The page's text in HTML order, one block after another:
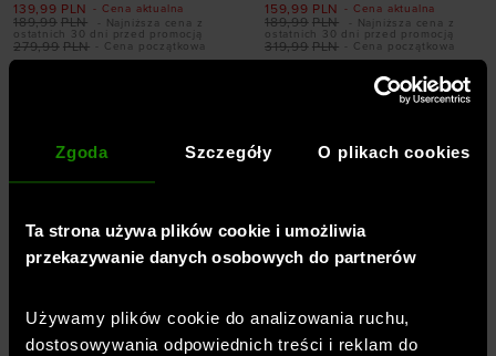
Zgoda Szczegóły O plikach cookies
Ta strona używa plików cookie i umożliwia
przekazywanie danych osobowych do partnerów
Używamy plików cookie do analizowania ruchu,
dostosowywania odpowiednich treści i reklam do
- Cena aktualna
139,99 PLN
- Cena początkowa
279,99 PLN
189,99 PLN
- Najniższa cena z
ostatnich 30 dni przed promocją
Dodaj produkt w
rozmiarze
- Cena aktualna
159,99 PLN
- Cena początkowa
319,99 PLN
189,99 PLN
- Najniższa cena z
ostatnich 30 dni przed promocją